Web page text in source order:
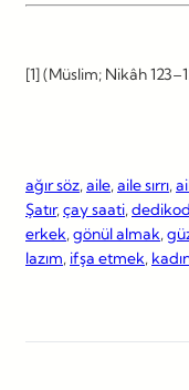
[1] (Müslim; Nikâh
ağır söz, aile, aile sırrı,
Şatır, çay saati,
erkek, gönül almak,
lazım, ifşa etmek,